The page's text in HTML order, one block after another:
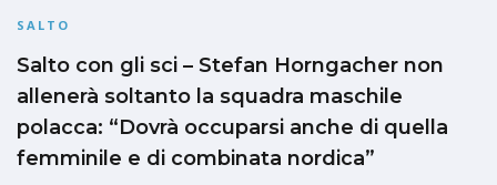
SALTO
Salto con gli sci – Stefan Horngacher non
allenerà soltanto la squadra maschile
polacca: “Dovrà occuparsi anche di quella
femminile e di combinata nordica”